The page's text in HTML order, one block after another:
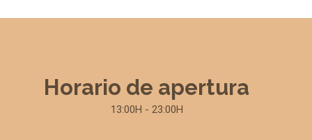
Horario de apertura
13:00H - 23:00H